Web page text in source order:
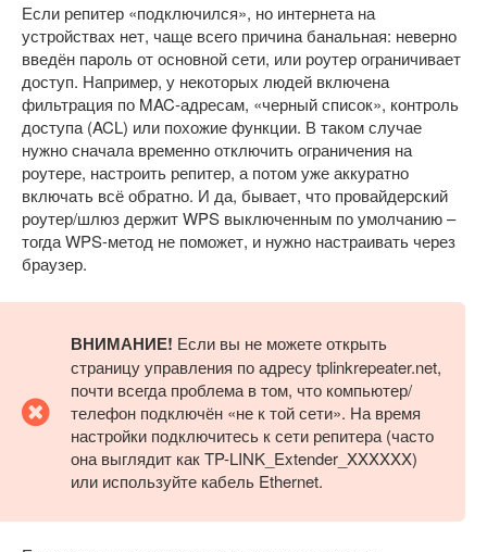
Если репитер «подключился», но интернета на
устройствах нет, чаще всего причина банальная: неверно
введён пароль от основной сети, или роутер ограничивает
доступ. Например, у некоторых людей включена
фильтрация по MAC-адресам, «черный список», контроль
доступа (ACL) или похожие функции. В таком случае
нужно сначала временно отключить ограничения на
роутере, настроить репитер, а потом уже аккуратно
включать всё обратно. И да, бывает, что провайдерский
роутер/шлюз держит WPS выключенным по умолчанию –
тогда WPS-метод не поможет, и нужно настраивать через
браузер.
ВНИМАНИЕ! Если вы не можете открыть
страницу управления по адресу tplinkrepeater.net,
почти всегда проблема в том, что компьютер/
телефон подключён «не к той сети». На время
настройки подключитесь к сети репитера (часто
она выглядит как TP-LINK_Extender_XXXXXX)
или используйте кабель Ethernet.